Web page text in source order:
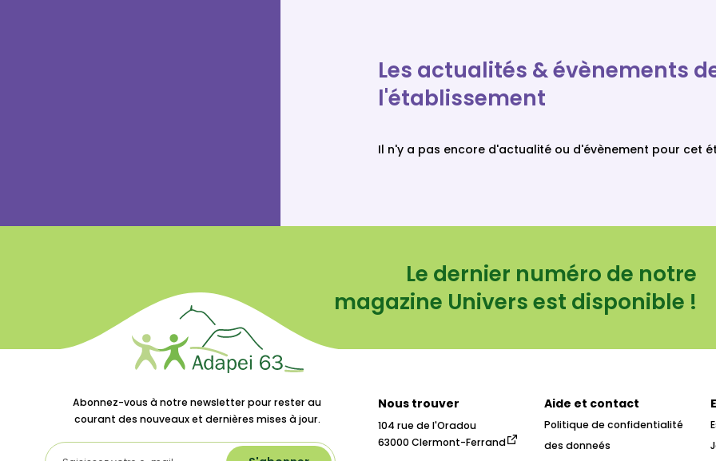
Les actualités & évènements
l'établissement
Il n'y a pas encore d'actualité ou d'évènement pour cet
Le dernier numéro de notre
magazine Univers est disponible !
Abonnez-vous à notre newsletter pour rester au
courant des nouveaux et dernières mises à jour.
Nous trouver
104 rue de l'Oradou
63000 Clermont-Ferrand
Aide et contact
Politique de confidentialité
des donneés